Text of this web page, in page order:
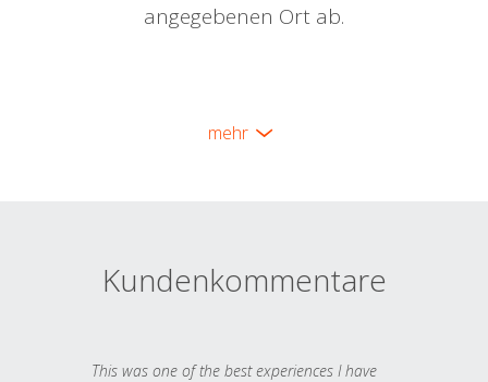
angegebenen Ort ab.
mehr
Kundenkommentare
This was one of the best experiences I have